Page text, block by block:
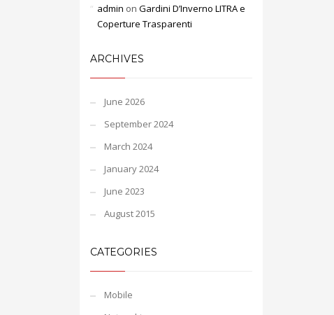
admin on Gardini D’Inverno LITRA e
Coperture Trasparenti
ARCHIVES
June 2026
September 2024
March 2024
January 2024
June 2023
August 2015
CATEGORIES
Mobile